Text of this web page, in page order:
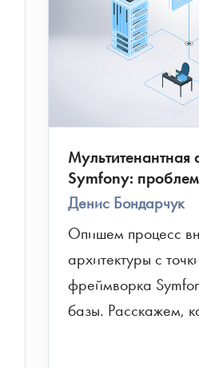
Мультитенантная
Symfony:
Денис Бондарчук
Опишем процесс
архитектуры с
фреймворка
базы. Расскажем,